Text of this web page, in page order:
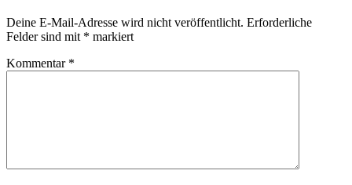
Deine E-Mail-Adresse wird nicht veröffentlicht. Erforderliche
Felder sind mit * markiert
Kommentar *